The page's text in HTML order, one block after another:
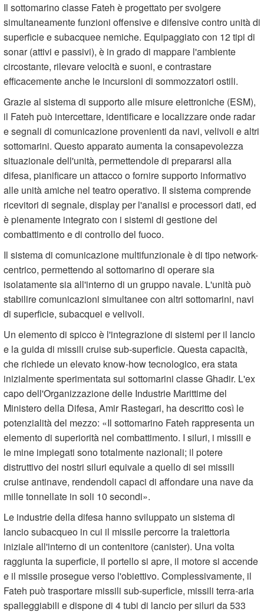
Il sottomarino classe Fateh è progettato per svolgere
simultaneamente funzioni offensive e difensive contro unità di
superficie e subacquee nemiche. Equipaggiato con 12 tipi di
sonar (attivi e passivi), è in grado di mappare l'ambiente
circostante, rilevare velocità e suoni, e contrastare
efficacemente anche le incursioni di sommozzatori ostili.
Grazie al sistema di supporto alle misure elettroniche (ESM),
il Fateh può intercettare, identificare e localizzare onde radar
e segnali di comunicazione provenienti da navi, velivoli e altri
sottomarini. Questo apparato aumenta la consapevolezza
situazionale dell'unità, permettendole di prepararsi alla
difesa, pianificare un attacco o fornire supporto informativo
alle unità amiche nel teatro operativo. Il sistema comprende
ricevitori di segnale, display per l'analisi e processori dati, ed
è pienamente integrato con i sistemi di gestione del
combattimento e di controllo del fuoco.
Il sistema di comunicazione multifunzionale è di tipo network-
centrico, permettendo al sottomarino di operare sia
isolatamente sia all'interno di un gruppo navale. L'unità può
stabilire comunicazioni simultanee con altri sottomarini, navi
di superficie, subacquei e velivoli.
Un elemento di spicco è l'integrazione di sistemi per il lancio
e la guida di missili cruise sub-superficie. Questa capacità,
che richiede un elevato know-how tecnologico, era stata
inizialmente sperimentata sui sottomarini classe Ghadir. L'ex
capo dell'Organizzazione delle Industrie Marittime del
Ministero della Difesa, Amir Rastegari, ha descritto così le
potenzialità del mezzo: «Il sottomarino Fateh rappresenta un
elemento di superiorità nel combattimento. I siluri, i missili e
le mine impiegati sono totalmente nazionali; il potere
distruttivo dei nostri siluri equivale a quello di sei missili
cruise antinave, rendendoli capaci di affondare una nave da
mille tonnellate in soli 10 secondi».
Le industrie della difesa hanno sviluppato un sistema di
lancio subacqueo in cui il missile percorre la traiettoria
iniziale all'interno di un contenitore (canister). Una volta
raggiunta la superficie, il portello si apre, il motore si accende
e il missile prosegue verso l'obiettivo. Complessivamente, il
Fateh può trasportare missili sub-superficie, missili terra-aria
spalleggiabili e dispone di 4 tubi di lancio per siluri da 533